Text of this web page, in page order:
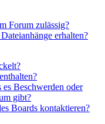
Forum zulässig?
erhalten?
Beschwerden oder
gibt?
Boards kontaktieren?